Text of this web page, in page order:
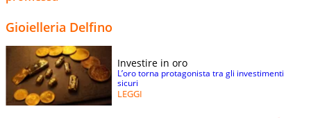
Gioielleria Delfino
Investire in oro
L’oro torna protagonista tra gli investimenti
sicuri
LEGGI